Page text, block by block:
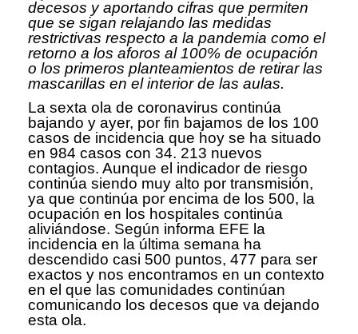
decesos y aportando cifras que permiten
que se sigan relajando las medidas
restrictivas respecto a la pandemia como el
retorno a los aforos al 100% de ocupación
o los primeros planteamientos de retirar las
mascarillas en el interior de las aulas.
La sexta ola de coronavirus continúa
bajando y ayer, por fin bajamos de los 100
casos de incidencia que hoy se ha situado
en 984 casos con 34. 213 nuevos
contagios. Aunque el indicador de riesgo
continúa siendo muy alto por transmisión,
ya que continúa por encima de los 500, la
ocupación en los hospitales continúa
aliviándose. Según informa EFE la
incidencia en la última semana ha
descendido casi 500 puntos, 477 para ser
exactos y nos encontramos en un contexto
en el que las comunidades continúan
comunicando los decesos que va dejando
esta ola.